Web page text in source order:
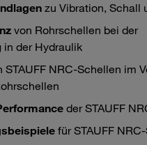
zu Vibration, Schall
von Rohrschellen bei der
in der Hydraulik
STAUFF NRC-Schellen im
der STAUFF
für STAUFF